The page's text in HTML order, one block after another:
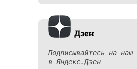
Дзен
Подписывайтесь на наш
в Яндекс.Дзен